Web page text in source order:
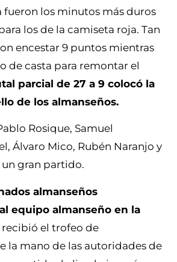
fueron los minutos más duros
los de la camiseta roja. Tan
encestar 9 puntos mientras
de casta para remontar el
parcial de 27 a 9 colocó la
de los almanseños.
Rosique, Samuel
Álvaro Mico, Rubén Naranjo y
gran partido.
almanseños
equipo almanseño en la
recibió el trofeo de
la mano de las autoridades de